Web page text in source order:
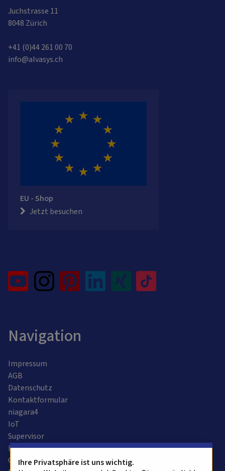
Juchstrasse 11
8048 Zürich
+41 (0)44 261 00 70
info@alvasys.ch
EU - Shop
Jetzt besuchen
Navigation
Impressum
AGB
Datenschutz
Kontaktformular
niagara4
IoT
Supervisor
Leitzentrale
Gebäudeautomation
Ihre Privatsphäre ist uns wichtig.